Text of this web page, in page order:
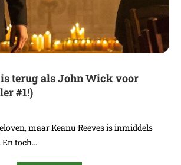
is terug als John Wick voor
#1!)
maar Keanu Reeves is inmiddels
En toch…